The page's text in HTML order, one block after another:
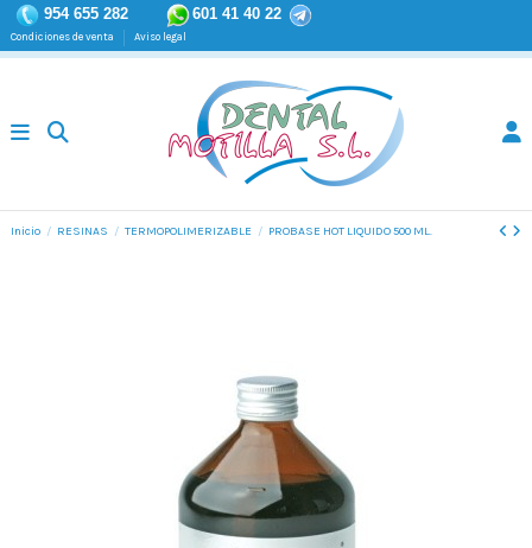
954 655 282 601 41 40 22
Condiciones de venta Aviso legal
Inicio RESINAS TERMOPOLIMERIZABLE PROBASE HOT LIQUIDO 500 ML.